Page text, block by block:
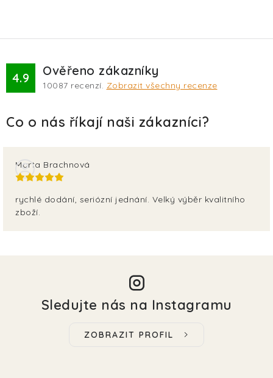
4.9 Ověřeno zákazníky
10087 recenzí. Zobrazit všechny recenze
Marta Brachnová
rychlé dodání, seriózní jednání. Velký výběr kvalitního
zboží.
Sledujte nás na Instagramu
ZOBRAZIT PROFIL